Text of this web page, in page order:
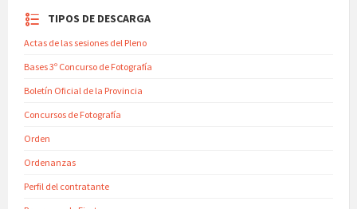
TIPOS DE DESCARGA
Actas de las sesiones del Pleno
Bases 3º Concurso de Fotografía
Boletín Oficial de la Provincia
Concursos de Fotografía
Orden
Ordenanzas
Perfil del contratante